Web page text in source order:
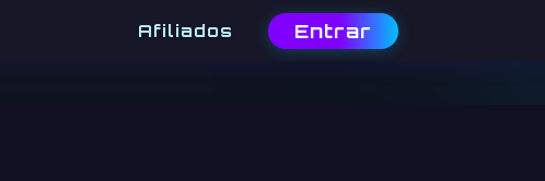
Afiliados Entrar